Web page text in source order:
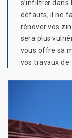
s’infiltrer dans
défauts, il ne
rénover vos
sera plus
vous offre sa
vos travaux de